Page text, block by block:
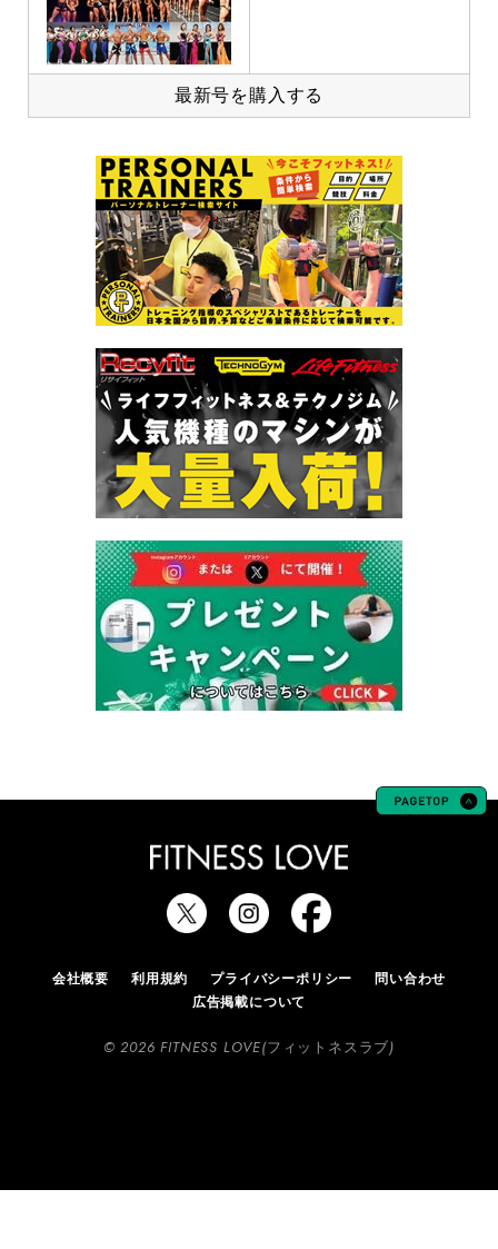
最新号を購入する
会社概要 利用規約 プライバシーポリシー
問い合わせ
広告掲載について
© 2026 FITNESS LOVE(フィットネスラブ)